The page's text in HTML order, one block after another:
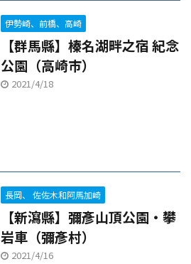
伊勢崎、前橋、高崎
【群馬縣】榛名湖畔之宿 紀念
公園（高崎市）
2021/4/18
長岡、 佐佐木和阿馬加崎
【新瀉縣】彌彥山頂公園・攀
岩車（彌彥村）
2021/4/16